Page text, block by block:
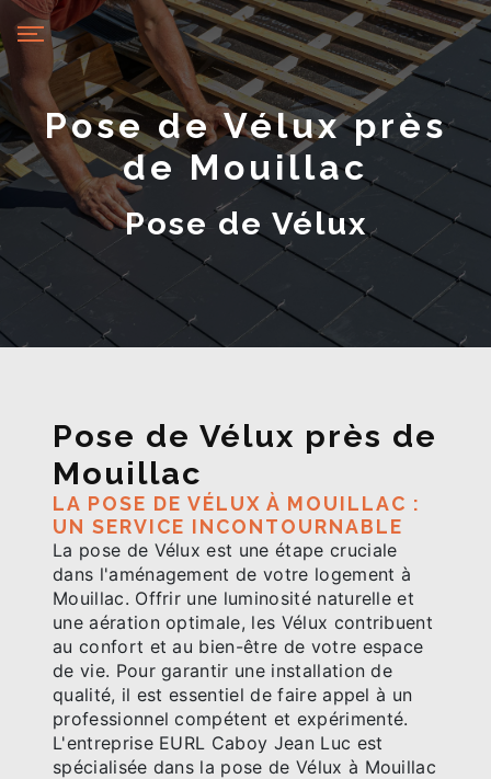
Pose de Vélux près
de Mouillac
Pose de Vélux
Pose de Vélux près de
Mouillac
LA POSE DE VÉLUX À MOUILLAC :
UN SERVICE INCONTOURNABLE
La pose de Vélux est une étape cruciale
dans l'aménagement de votre logement à
Mouillac. Offrir une luminosité naturelle et
une aération optimale, les Vélux contribuent
au confort et au bien-être de votre espace
de vie. Pour garantir une installation de
qualité, il est essentiel de faire appel à un
professionnel compétent et expérimenté.
L'entreprise EURL Caboy Jean Luc est
spécialisée dans la pose de Vélux à Mouillac
Panneau de gestion des cookies